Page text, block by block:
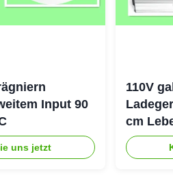
Input 90
uns jetzt
110V
cm